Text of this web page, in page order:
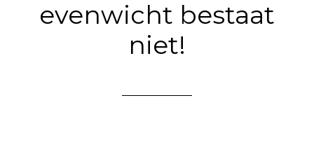
evenwicht bestaat
niet!